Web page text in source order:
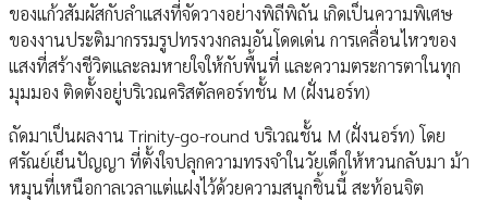
ของแก้วสัมผัสกับลำแสงที่จัดวางอย่างพิถีพิถัน เกิดเป็นความพิเศษ
ของงานประติมากรรมรูปทรงวงกลมอันโดดเด่น การเคลื่อนไหวของ
แสงที่สร้างชีวิตและลมหายใจให้กับพื้นที่ และความตระการตาในทุก
มุมมอง ติดตั้งอยู่บริเวณคริสตัลคอร์ทชั้น M (ฝั่งนอร์ท)
ถัดมาเป็นผลงาน Trinity-go-round บริเวณชั้น M (ฝั่งนอร์ท) โดย
ศรัณย์เย็นปัญญา ที่ตั้งใจปลุกความทรงจำในวัยเด็กให้หวนกลับมา ม้า
หมุนที่เหนือกาลเวลาแต่แฝงไว้ด้วยความสนุกชิ้นนี้ สะท้อนจิต